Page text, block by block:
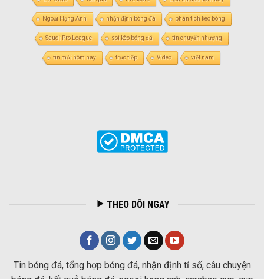
Ngoại Hạng Anh nhận định bóng đá phân tích kèo bóng
Saudi Pro League soi kèo bóng đá tin chuyển nhượng
tin mới hôm nay trực tiếp Video việt nam
THEO DÕI NGAY
Tin bóng đá, tổng hợp bóng đá, nhận định tỉ số, câu chuyện